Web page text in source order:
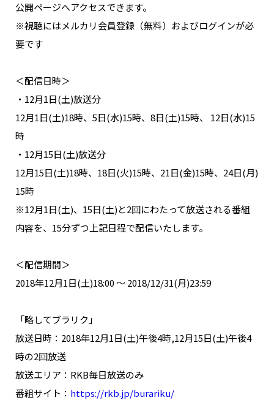
メールマガジン登録/解除
公開ページへアクセスできます。
※視聴にはメルカリ会員登録（無料）およびログインが必
要です
＜配信日時＞
・12月1日(土)放送分
12月1日(土)18時、5日(水)15時、8日(土)15時、 12日(水)15
時
・12月15日(土)放送分
12月15日(土)18時、18日(火)15時、21日(金)15時、24日(月)
15時
※12月1日(土)、15日(土)と2回にわたって放送される番組
内容を、15分ずつ上記日程で配信いたします。
＜配信期間＞
2018年12月1日(土)18:00 ～ 2018/12/31(月)23:59
「略してブラリク」
放送日時：2018年12月1日(土)午後4時,12月15日(土)午後4
時の2回放送
放送エリア：RKB毎日放送のみ
番組サイト： https://rkb.jp/burariku/